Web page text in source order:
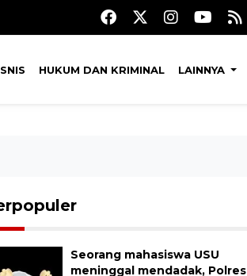
HUKUM DAN KRIMINAL LAINNYA
Seorang mahasiswa USU
meninggal mendadak, Polres